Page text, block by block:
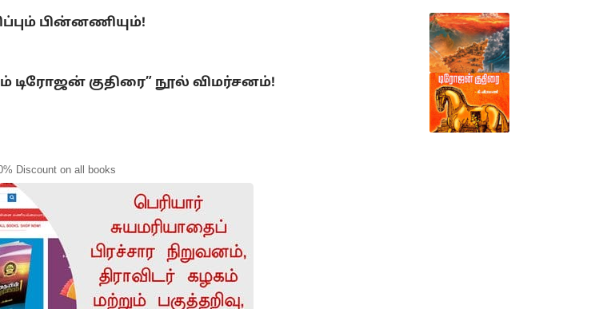
பின்னணியும்!
டிரோஜன் குதிரை” நூல் விமர்சனம்!
Discount on all books